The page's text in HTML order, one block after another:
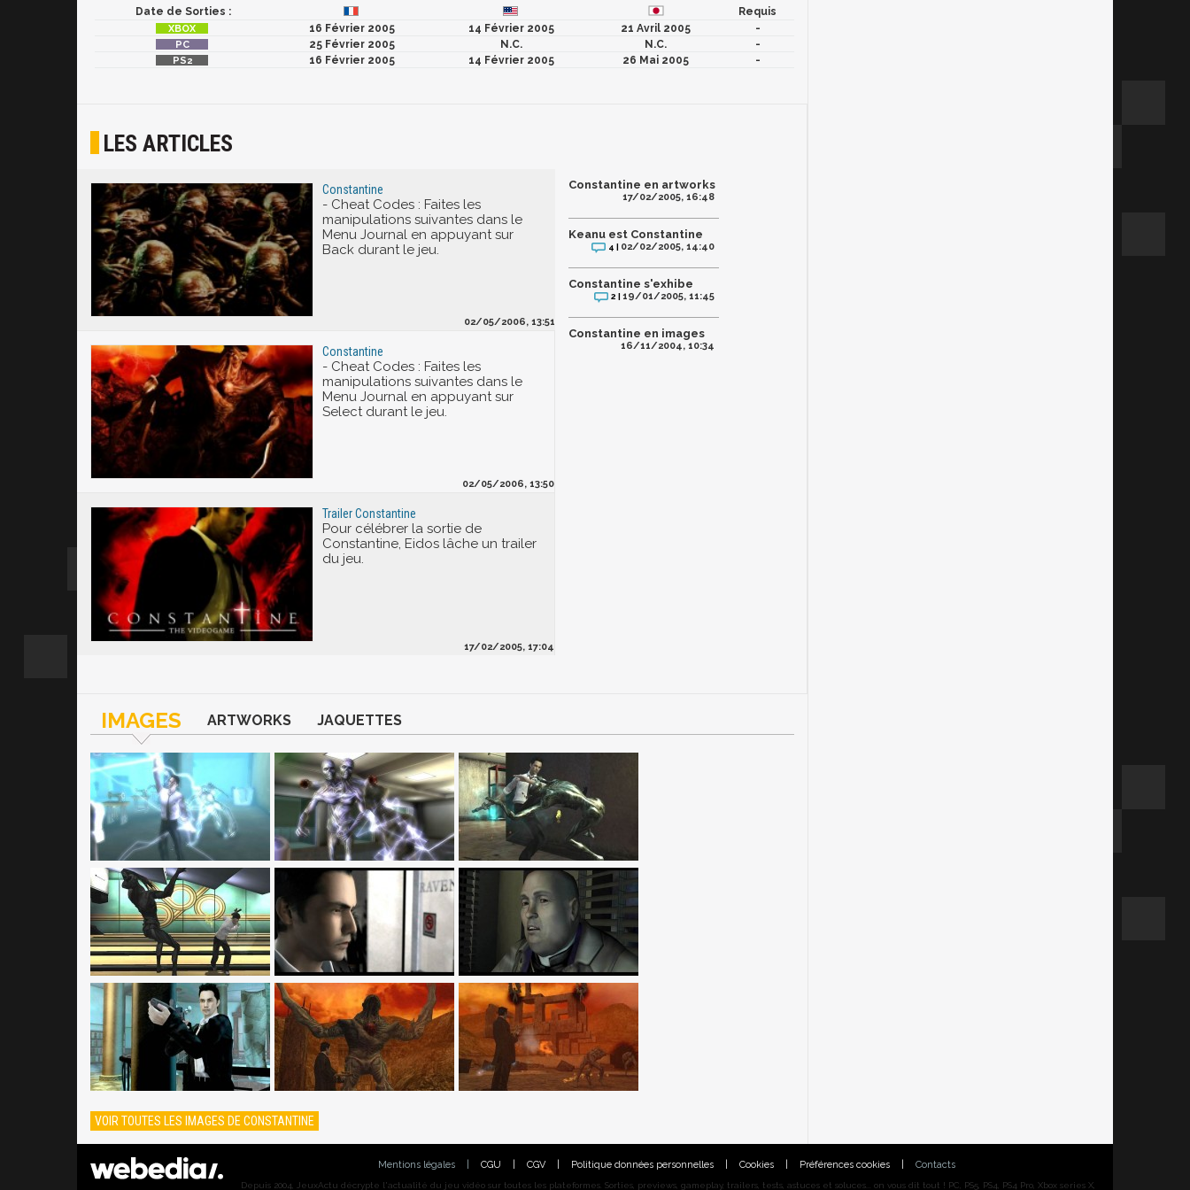
Date de Sorties :
Requis
16 Février 2005
14 Février 2005 21 Avril 2005
-
25 Février 2005
N.C. N.C.
-
16 Février 2005
14 Février 2005 26 Mai 2005 -
LES ARTICLES
Constantine
- Cheat Codes : Faites les
manipulations suivantes dans le
Menu Journal en appuyant sur
Back durant le jeu.
02/05/2006, 13:51
Constantine
- Cheat Codes : Faites les
manipulations suivantes dans le
Menu Journal en appuyant sur
Select durant le jeu.
02/05/2006, 13:50
Trailer Constantine
Pour célébrer la sortie de
Constantine, Eidos lâche un trailer
du jeu.
17/02/2005, 17:04
Constantine en artworks
17/02/2005, 16:48
Keanu est Constantine
4 | 02/02/2005, 14:40
Constantine s'exhibe
2 |19/01/2005, 11:45
Constantine en images
16/11/2004, 10:34
IMAGES ARTWORKS JAQUETTES
VOIR TOUTES LES IMAGES DE CONSTANTINE
Mentions légales CGU CGV Politique données personnelles Cookies Préférences cookies Contacts
Depuis 2004, JeuxActu décrypte l'actualité du jeu vidéo sur toutes les plateformes. Sorties, previews, gameplay, trailers, tests, astuces et soluces... on vous dit tout ! PC, PS5, PS4, PS4 Pro, Xbox series X,